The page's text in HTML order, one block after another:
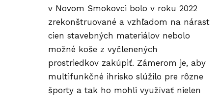
v Novom Smokovci bolo v roku 2022
zrekonštruované a vzhľadom na nárast
cien stavebných materiálov nebolo
možné koše z vyčlenených
prostriedkov zakúpiť. Zámerom je, aby
multifunkčné ihrisko slúžilo pre rôzne
športy a tak ho mohli využívať nielen